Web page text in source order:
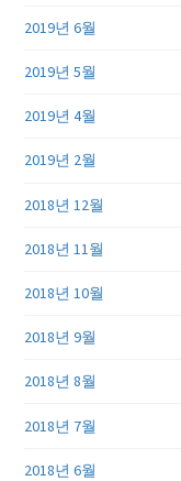
2019년 6월
2019년 5월
2019년 4월
2019년 2월
2018년 12월
2018년 11월
2018년 10월
2018년 9월
2018년 8월
2018년 7월
2018년 6월